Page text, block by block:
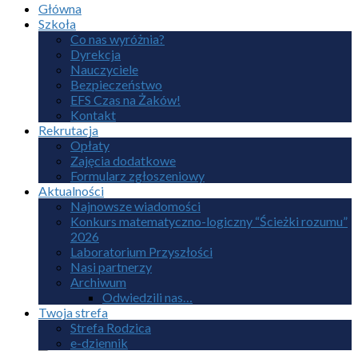
Główna
Szkoła
Co nas wyróżnia?
Dyrekcja
Nauczyciele
Bezpieczeństwo
EFS Czas na Żaków!
Kontakt
Rekrutacja
Opłaty
Zajęcia dodatkowe
Formularz zgłoszeniowy
Aktualności
Najnowsze wiadomości
Konkurs matematyczno-logiczny “Ścieżki rozumu”
2026
Laboratorium Przyszłości
Nasi partnerzy
Archiwum
Odwiedzili nas…
Twoja strefa
Strefa Rodzica
e-dziennik